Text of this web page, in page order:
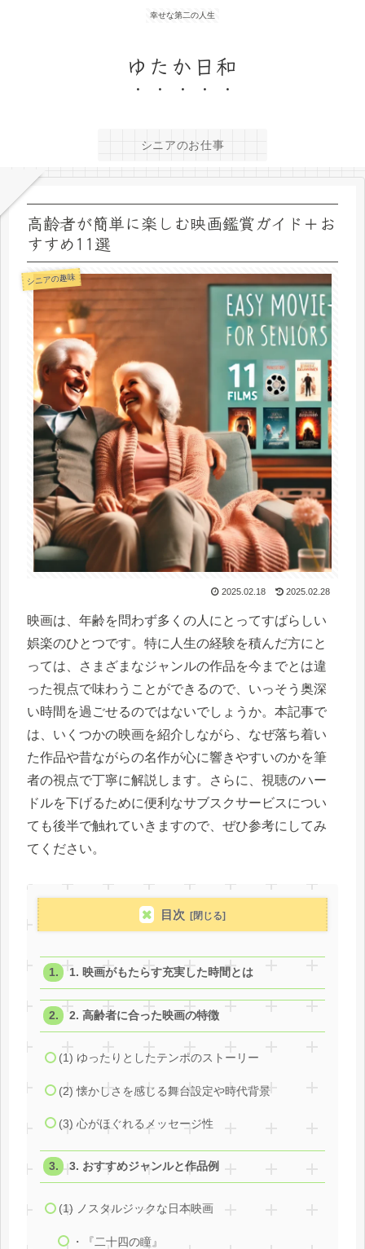
幸せな第二の人生
ゆたか日和
シニアのお仕事
高齢者が簡単に楽しむ映画鑑賞ガイド＋お
すすめ11選
シニアの趣味
2025.02.18 2025.02.28
映画は、年齢を問わず多くの人にとってすばらしい
娯楽のひとつです。特に人生の経験を積んだ方にと
っては、さまざまなジャンルの作品を今までとは違
った視点で味わうことができるので、いっそう奥深
い時間を過ごせるのではないでしょうか。本記事で
は、いくつかの映画を紹介しながら、なぜ落ち着い
た作品や昔ながらの名作が心に響きやすいのかを筆
者の視点で丁寧に解説します。さらに、視聴のハー
ドルを下げるために便利なサブスクサービスについ
ても後半で触れていきますので、ぜひ参考にしてみ
てください。
目次
1. 映画がもたらす充実した時間とは
2. 高齢者に合った映画の特徴
(1) ゆったりとしたテンポのストーリー
(2) 懐かしさを感じる舞台設定や時代背景
(3) 心がほぐれるメッセージ性
3. おすすめジャンルと作品例
(1) ノスタルジックな日本映画
・『二十四の瞳』